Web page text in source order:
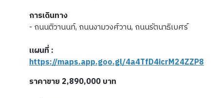
การเดินทาง
- ถนนติวานนท์, ถนนงามวงศ์วาน, ถนนรัตนาธิเบศร์
แผนที่ :
https://maps.app.goo.gl/4a4TfD4icrM24ZZP8
ราคาขาย 2,890,000บาท